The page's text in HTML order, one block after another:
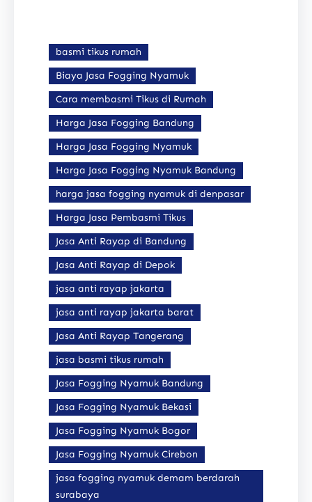
basmi tikus rumah
Biaya Jasa Fogging Nyamuk
Cara membasmi Tikus di Rumah
Harga Jasa Fogging Bandung
Harga Jasa Fogging Nyamuk
Harga Jasa Fogging Nyamuk Bandung
harga jasa fogging nyamuk di denpasar
Harga Jasa Pembasmi Tikus
Jasa Anti Rayap di Bandung
Jasa Anti Rayap di Depok
jasa anti rayap jakarta
jasa anti rayap jakarta barat
Jasa Anti Rayap Tangerang
jasa basmi tikus rumah
Jasa Fogging Nyamuk Bandung
Jasa Fogging Nyamuk Bekasi
Jasa Fogging Nyamuk Bogor
Jasa Fogging Nyamuk Cirebon
jasa fogging nyamuk demam berdarah
surabaya